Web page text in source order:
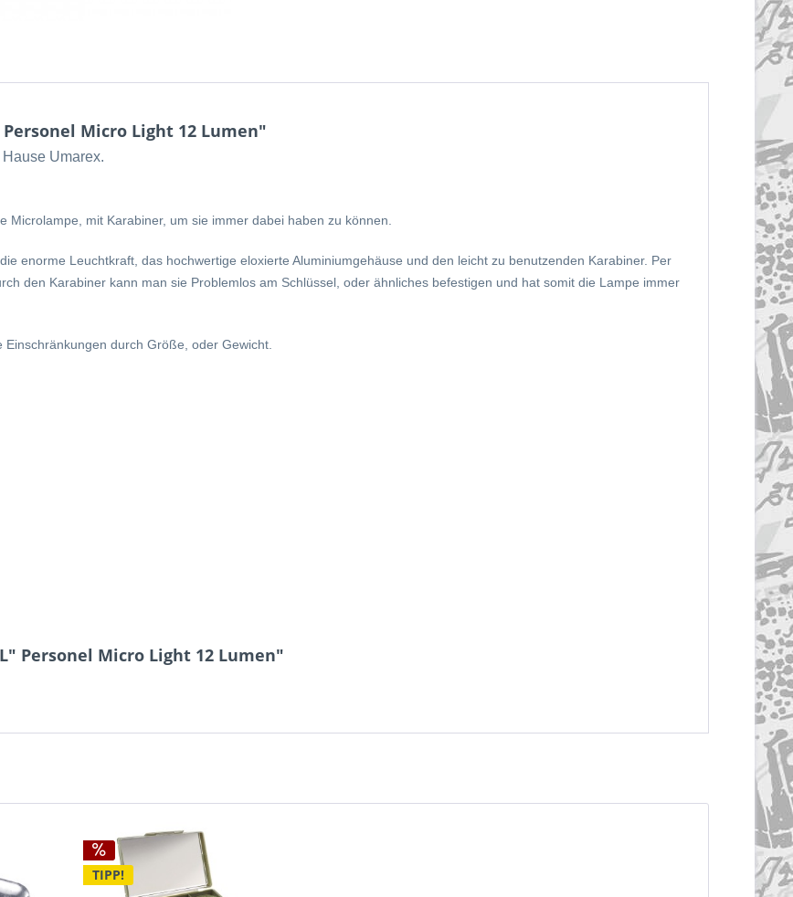
Micro Light 12 Lumen"
Umarex.
mit Karabiner, um sie immer dabei haben zu können.
enorme Leuchtkraft, das hochwertige eloxierte Aluminiumgehäuse und den leicht zu benutzenden Karabiner. Per
den Karabiner kann man sie Problemlos am Schlüssel, oder ähnliches befestigen und hat somit die Lampe immer
durch Größe, oder Gewicht.
Personel Micro Light 12 Lumen"
TIPP!